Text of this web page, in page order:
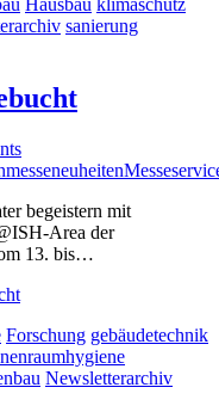
Hausbau klimaschutz
sanierung
messeneuheiten
begeistern mit
Area der
13. bis…
Forschung gebäudetechnik
Newsletterarchiv